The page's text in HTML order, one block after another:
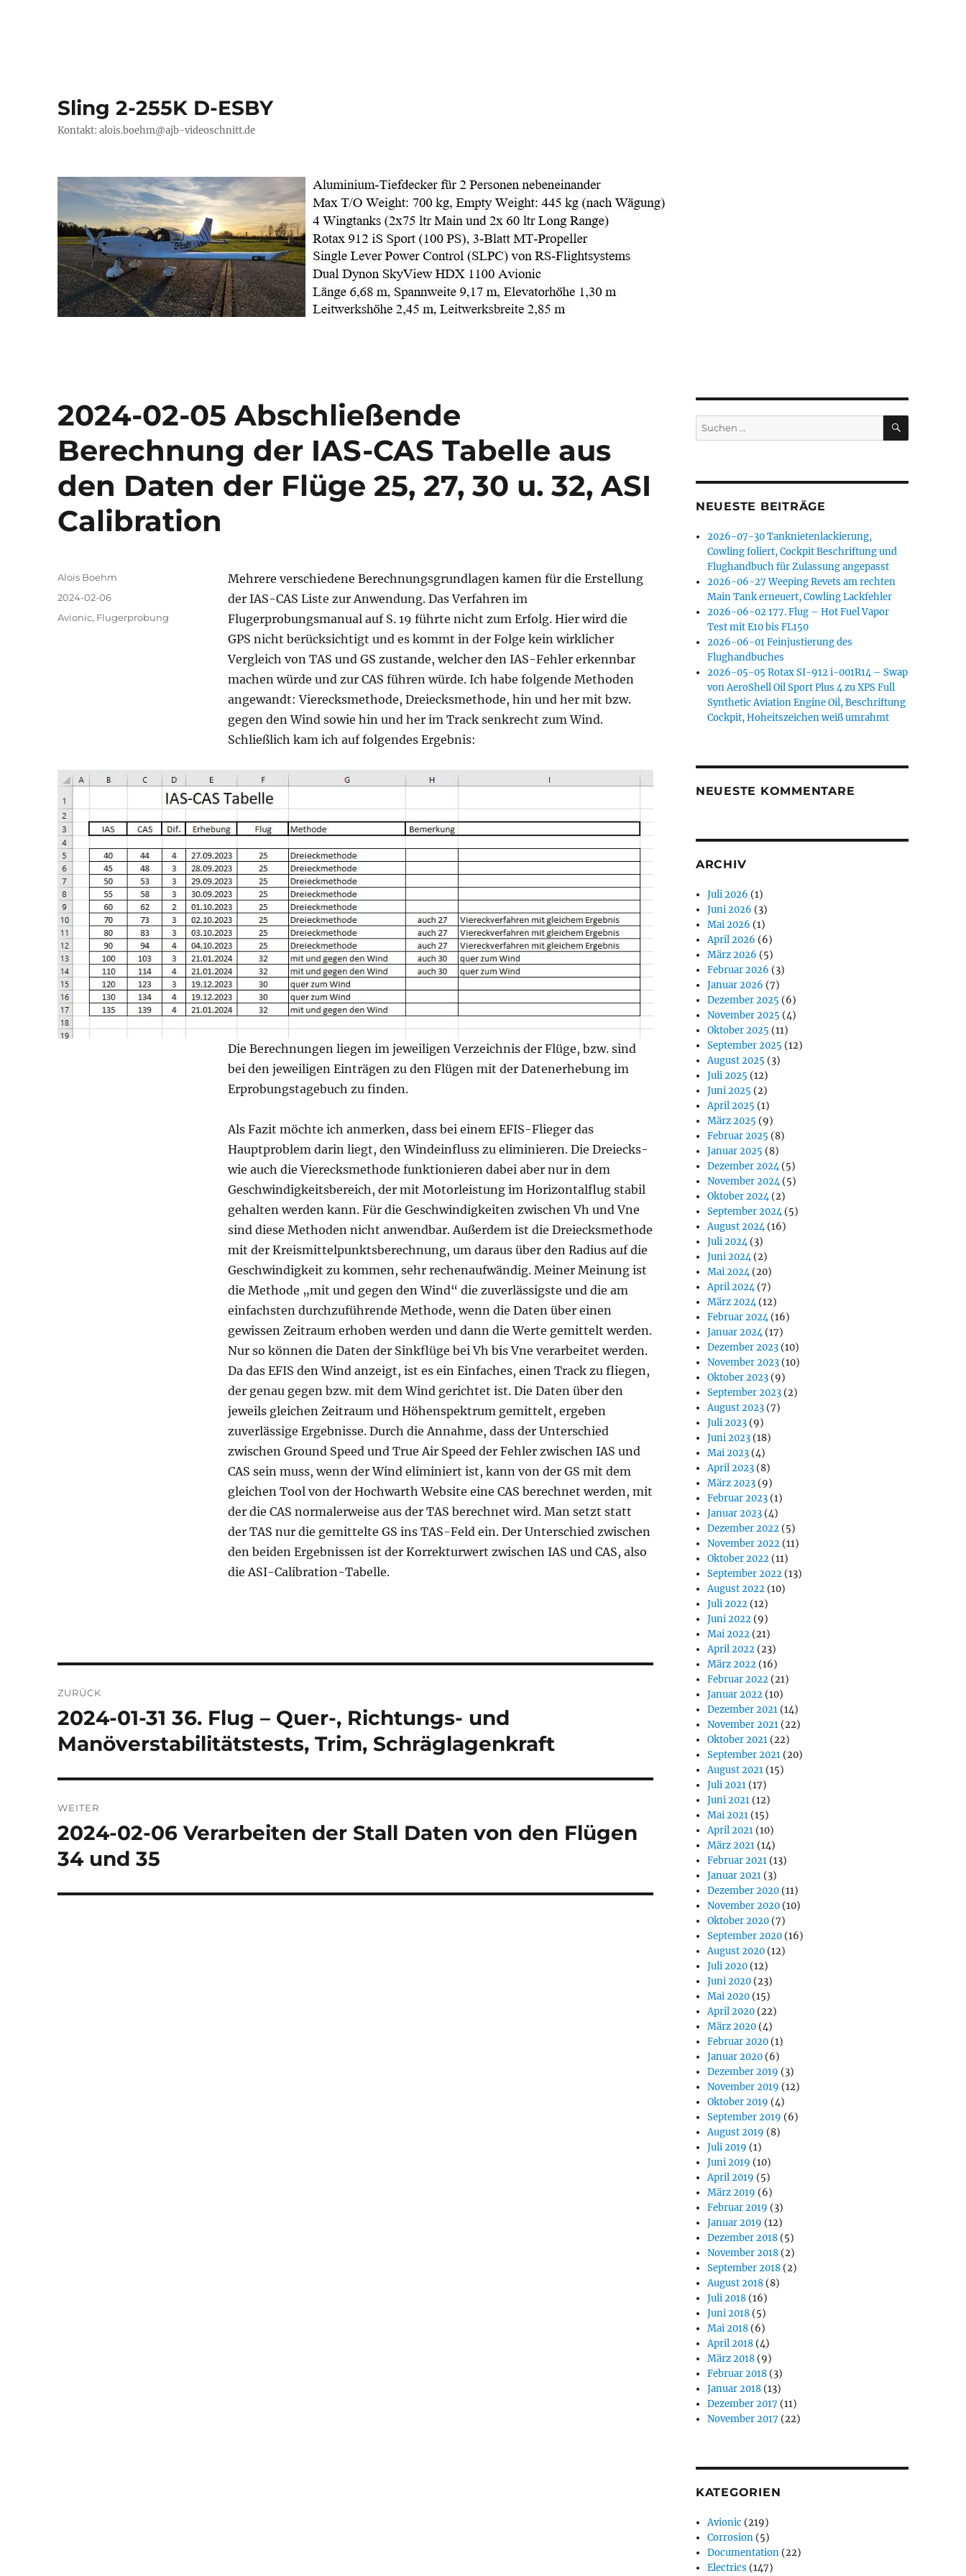
Sling 2-255K D-ESBY
Kontakt: alois.boehm@ajb-videoschnitt.de
2024-02-05 Abschließende
Berechnung der IAS-CAS Tabelle aus
den Daten der Flüge 25, 27, 30 u. 32, ASI
Calibration
Mehrere verschiedene Berechnungsgrundlagen kamen für die Erstellung
der IAS-CAS Liste zur Anwendung. Das Verfahren im
Flugerprobungsmanual auf S. 19 führte nicht zum Erfolg. Hier wird die
GPS nicht berücksichtigt und es kommt in der Folge kein wirklicher
Vergleich von TAS und GS zustande, welcher den IAS-Fehler erkennbar
machen würde und zur CAS führen würde. Ich habe folgende Methoden
angewandt: Vierecksmethode, Dreiecksmethode, hin und her mit bzw.
gegen den Wind sowie hin und her im Track senkrecht zum Wind.
Schließlich kam ich auf folgendes Ergebnis:
Die Berechnungen liegen im jeweiligen Verzeichnis der Flüge, bzw. sind
bei den jeweiligen Einträgen zu den Flügen mit der Datenerhebung im
Erprobungstagebuch zu finden.
Als Fazit möchte ich anmerken, dass bei einem EFIS-Flieger das
Hauptproblem darin liegt, den Windeinfluss zu eliminieren. Die Dreiecks-
wie auch die Vierecksmethode funktionieren dabei aber nur in dem
Geschwindigkeitsbereich, der mit Motorleistung im Horizontalflug stabil
gehalten werden kann. Für die Geschwindigkeiten zwischen Vh und Vne
sind diese Methoden nicht anwendbar. Außerdem ist die Dreiecksmethode
mit der Kreismittelpunktsberechnung, um daraus über den Radius auf die
Geschwindigkeit zu kommen, sehr rechenaufwändig. Meiner Meinung ist
die Methode „mit und gegen den Wind“ die zuverlässigste und die am
einfachsten durchzuführende Methode, wenn die Daten über einen
gewissen Zeitraum erhoben werden und dann die Werte gemittelt werden.
Nur so können die Daten der Sinkflüge bei Vh bis Vne verarbeitet werden.
Da das EFIS den Wind anzeigt, ist es ein Einfaches, einen Track zu fliegen,
der genau gegen bzw. mit dem Wind gerichtet ist. Die Daten über den
jeweils gleichen Zeitraum und Höhenspektrum gemittelt, ergeben
zuverlässige Ergebnisse. Durch die Annahme, dass der Unterschied
zwischen Ground Speed und True Air Speed der Fehler zwischen IAS und
CAS sein muss, wenn der Wind eliminiert ist, kann von der GS mit dem
gleichen Tool von der Hochwarth Website eine CAS berechnet werden, mit
der die CAS normalerweise aus der TAS berechnet wird. Man setzt statt
der TAS nur die gemittelte GS ins TAS-Feld ein. Der Unterschied zwischen
den beiden Ergebnissen ist der Korrekturwert zwischen IAS und CAS, also
die ASI-Calibration-Tabelle.
Autor
Alois Boehm
Veröffentlicht
am
2024-02-06
Kategorien
Avionic, Flugerprobung
ZURÜCK
Vorheriger
Beitrag:
2024-01-31 36. Flug – Quer-, Richtungs- und
Manöverstabilitätstests, Trim, Schräglagenkraft
WEITER
Nächster
Beitrag:
2024-02-06 Verarbeiten der Stall Daten von den Flügen
34 und 35
Suchen
nach:
SUCHEN
NEUESTE BEITRÄGE
2026-07-30 Tanknietenlackierung,
Cowling foliert, Cockpit Beschriftung und
Flughandbuch für Zulassung angepasst
2026-06-27 Weeping Revets am rechten
Main Tank erneuert, Cowling Lackfehler
2026-06-02 177. Flug – Hot Fuel Vapor
Test mit E10 bis FL150
2026-06-01 Feinjustierung des
Flughandbuches
2026-05-05 Rotax SI-912 i-001R14 – Swap
von AeroShell Oil Sport Plus 4 zu XPS Full
Synthetic Aviation Engine Oil, Beschriftung
Cockpit, Hoheitszeichen weiß umrahmt
NEUESTE KOMMENTARE
ARCHIV
Juli 2026 (1)
Juni 2026 (3)
Mai 2026 (1)
April 2026 (6)
März 2026 (5)
Februar 2026 (3)
Januar 2026 (7)
Dezember 2025 (6)
November 2025 (4)
Oktober 2025 (11)
September 2025 (12)
August 2025 (3)
Juli 2025 (12)
Juni 2025 (2)
April 2025 (1)
März 2025 (9)
Februar 2025 (8)
Januar 2025 (8)
Dezember 2024(5)
November 2024(5)
Oktober 2024(2)
September 2024(5)
August 2024(16)
Juli 2024(3)
Juni 2024(2)
Mai 2024(20)
April 2024(7)
März 2024(12)
Februar 2024(16)
Januar 2024(17)
Dezember 2023 (10)
November 2023 (10)
Oktober 2023 (9)
September 2023 (2)
August 2023 (7)
Juli 2023 (9)
Juni 2023 (18)
Mai 2023 (4)
April 2023 (8)
März 2023 (9)
Februar 2023 (1)
Januar 2023 (4)
Dezember 2022 (5)
November 2022 (11)
Oktober 2022 (11)
September 2022 (13)
August 2022 (10)
Juli 2022 (12)
Juni 2022 (9)
Mai 2022 (21)
April 2022 (23)
März 2022 (16)
Februar 2022 (21)
Januar 2022 (10)
Dezember 2021 (14)
November 2021 (22)
Oktober 2021 (22)
September 2021 (20)
August 2021 (15)
Juli 2021 (17)
Juni 2021 (12)
Mai 2021 (15)
April 2021 (10)
März 2021 (14)
Februar 2021 (13)
Januar 2021 (3)
Dezember 2020 (11)
November 2020 (10)
Oktober 2020 (7)
September 2020 (16)
August 2020 (12)
Juli 2020 (12)
Juni 2020 (23)
Mai 2020 (15)
April 2020 (22)
März 2020 (4)
Februar 2020 (1)
Januar 2020 (6)
Dezember 2019 (3)
November 2019 (12)
Oktober 2019 (4)
September 2019 (6)
August 2019 (8)
Juli 2019 (1)
Juni 2019 (10)
April 2019 (5)
März 2019 (6)
Februar 2019 (3)
Januar 2019 (12)
Dezember 2018 (5)
November 2018 (2)
September 2018 (2)
August 2018 (8)
Juli 2018 (16)
Juni 2018 (5)
Mai 2018 (6)
April 2018 (4)
März 2018 (9)
Februar 2018 (3)
Januar 2018 (13)
Dezember 2017 (11)
November 2017 (22)
KATEGORIEN
Avionic (219)
Corrosion (5)
Documentation (22)
Electrics (147)